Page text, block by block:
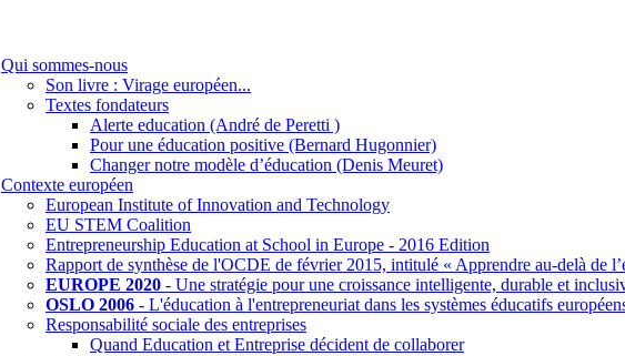
Qui sommes-nous
Son livre : Virage européen...
Textes fondateurs
Alerte education (André de Peretti )
Pour une éducation positive (Bernard Hugonnier)
Changer notre modèle d’éducation (Denis Meuret)
Contexte européen
European Institute of Innovation and Technology
EU STEM Coalition
Entrepreneurship Education at School in Europe - 2016 Edition
Rapport de synthèse de l'OCDE de février 2015, intitulé « Apprendre au-delà de
EUROPE 2020 - Une stratégie pour une croissance intelligente, durable et
OSLO 2006 - L'éducation à l'entrepreneuriat dans les systèmes éducatifs
Responsabilité sociale des entreprises
Quand Education et Entreprise décident de collaborer